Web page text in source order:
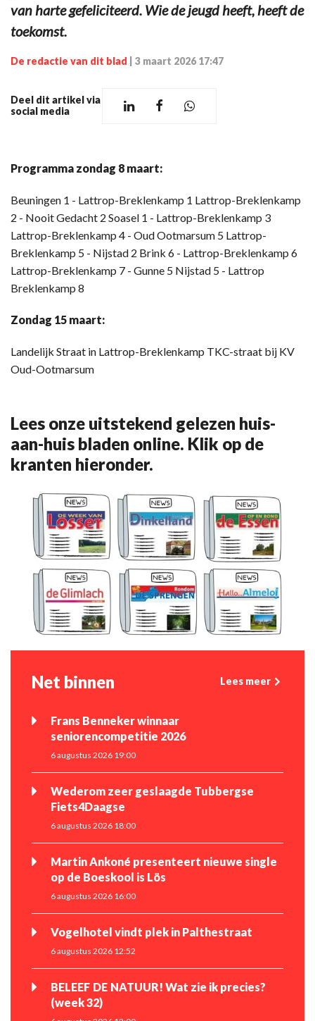
van harte gefeliciteerd. Wie de jeugd heeft, heeft de
toekomst.
De redactie van dit blad 3 maart 2026 17:47
Deel dit artikel via
social media
Programma zondag 8 maart:
Beuningen 1 - Lattrop-Breklenkamp 1 Lattrop-Breklenkamp
2 - Nooit Gedacht 2 Soasel 1 - Lattrop-Breklenkamp 3
Lattrop-Breklenkamp 4 - Oud Ootmarsum 5 Lattrop-
Breklenkamp 5 - Nijstad 2 Brink 6 - Lattrop-Breklenkamp 6
Lattrop-Breklenkamp 7 - Gunne 5 Nijstad 5 - Lattrop
Breklenkamp 8
Zondag 15 maart:
Landelijk Straat in Lattrop-Breklenkamp TKC-straat bij KV
Oud-Ootmarsum
Lees onze uitstekend gelezen huis-
aan-huis bladen online. Klik op de
kranten hieronder.
Net binnen Lees meer
Frans Benneker winnaar
seniorencompetitie 2026
6 augustus 2026 19:00
Wederom zeer geslaagde Tubbergse
Fiets4Daagse
6 augustus 2026 18:00
Martin Ankoné presenteert nieuwe single
op de Boeskool is Lös
6 augustus 2026 16:00
Vogelhotel vindt plek in Palthestraat
6 augustus 2026 12:52
BELEEF DE NATUUR! Wat zie ik precies?
(week 32)